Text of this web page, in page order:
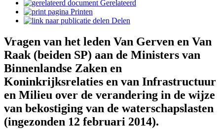
Gerelateerd
Printen
Delen
Vragen van het leden Van Gerven en Van
Raak (beiden SP) aan de Ministers van
Binnenlandse Zaken en
Koninkrijksrelaties en van Infrastructuur
en Milieu over de verandering in de wijze
van bekostiging van de waterschapslasten
(ingezonden 12 februari 2014).